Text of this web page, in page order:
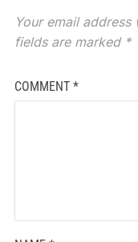
Your email
fields are marked *
COMMENT *